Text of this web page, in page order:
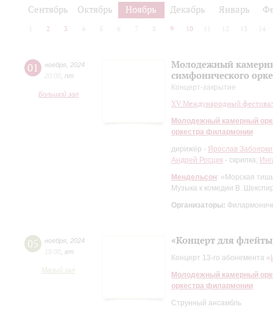
Сентябрь Октябрь Ноябрь Декабрь Январь
2 3 4 5 6 7 8 9 10 12 13 14
01 ноября 2024
20:00 пт
Большой зал
Молодежный
симфонического
Концерт-закрытие
XV Международный
Молодежный камерный
оркестра филармонии
дирижёр - Ярослав
Андрей Росцик - скрипка;
Мендельсон: «Морская
Музыка к комедии В.
Организаторы:
05 ноября 2024
19:00 вт
Малый зал
«Концерт для флейты
Концерт 13-го абонемента «
Молодежный камерный
оркестра филармонии
Струнный ансамбль